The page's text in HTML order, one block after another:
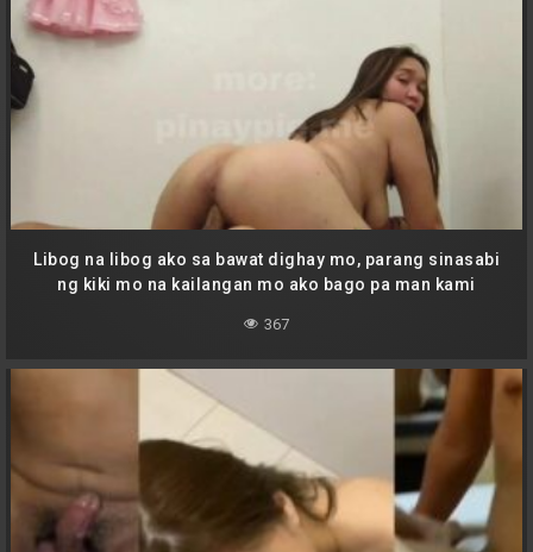
Libog na libog ako sa bawat dighay mo, parang sinasabi
ng kiki mo na kailangan mo ako bago pa man kami
367